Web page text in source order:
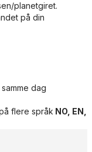
planetgiret.
på din
dag
flere språk NO, EN,